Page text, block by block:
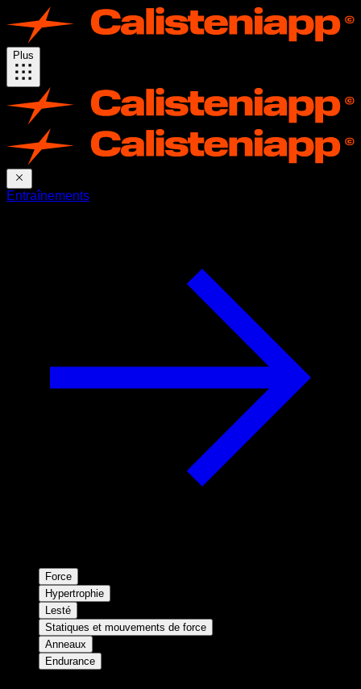
Plus
Entraînements
Force
Hypertrophie
Lesté
Statiques et mouvements de force
Anneaux
Endurance